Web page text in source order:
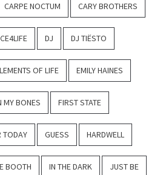
CARPE NOCTUM CARY BROTHERS
DJ DJ TIËSTO
OF LIFE EMILY HAINES
MY BONES FIRST STATE
TODAY GUESS HARDWELL
BOOTH IN THE DARK JUST BE